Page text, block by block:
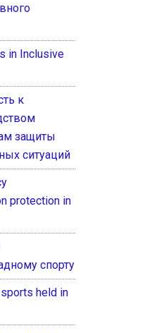
in Inclusive
к
защиты
ситуаций
protection in
спорту
held in